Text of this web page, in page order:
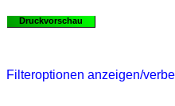
Druckvorschau
Filteroptionen anzeigen/